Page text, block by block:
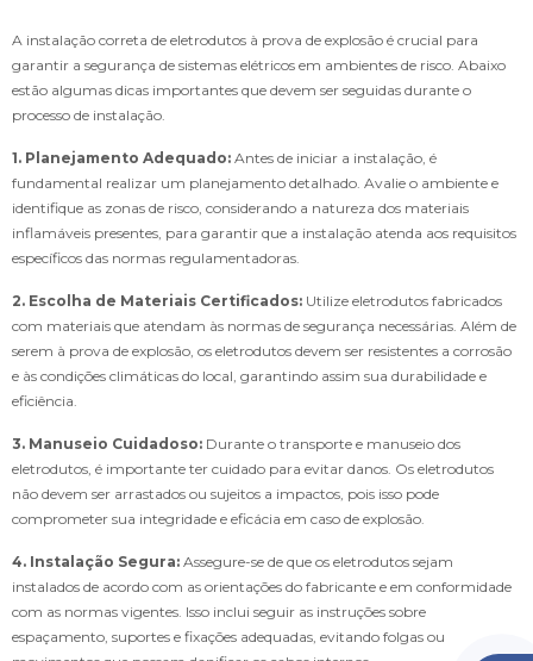
A instalação correta de eletrodutos à prova de explosão é crucial para
garantir a segurança de sistemas elétricos em ambientes de risco. Abaixo
estão algumas dicas importantes que devem ser seguidas durante o
processo de instalação.
1. Planejamento Adequado: Antes de iniciar a instalação, é
fundamental realizar um planejamento detalhado. Avalie o ambiente e
identifique as zonas de risco, considerando a natureza dos materiais
inflamáveis presentes, para garantir que a instalação atenda aos requisitos
específicos das normas regulamentadoras.
2. Escolha de Materiais Certificados: Utilize eletrodutos fabricados
com materiais que atendam às normas de segurança necessárias. Além de
serem à prova de explosão, os eletrodutos devem ser resistentes a corrosão
e às condições climáticas do local, garantindo assim sua durabilidade e
eficiência.
3. Manuseio Cuidadoso: Durante o transporte e manuseio dos
eletrodutos, é importante ter cuidado para evitar danos. Os eletrodutos
não devem ser arrastados ou sujeitos a impactos, pois isso pode
comprometer sua integridade e eficácia em caso de explosão.
4. Instalação Segura: Assegure-se de que os eletrodutos sejam
instalados de acordo com as orientações do fabricante e em conformidade
com as normas vigentes. Isso inclui seguir as instruções sobre
espaçamento, suportes e fixações adequadas, evitando folgas ou